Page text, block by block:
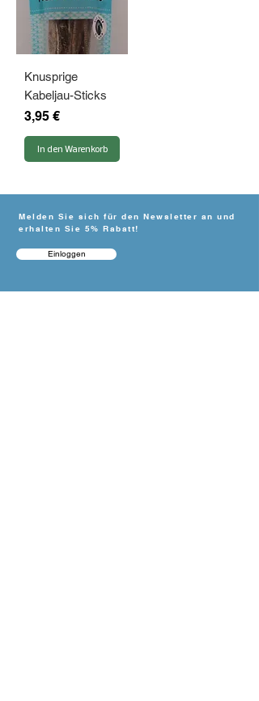
Knusprige
Kabeljau-Sticks
Preis
3,95 €
In den Warenkorb
Melden Sie sich für den Newsletter an und
erhalten Sie 5% Rabatt!
Einloggen